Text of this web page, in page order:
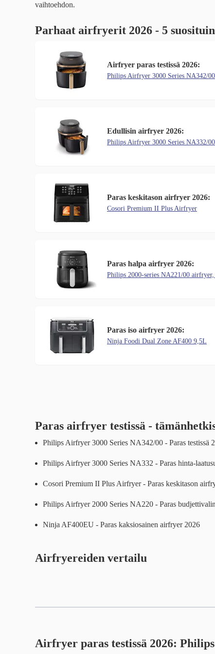
vaihtoehdon.
Parhaat airfryerit 2026 - 5
Airfryer paras testissä 2026:
Philips Airfryer 3000 Series NA342/
Edullisin airfryer 2026:
Philips Airfryer 3000 Series NA332/
Paras keskitason airfryer 2026:
Cosori Premium II Plus Airfryer
Paras halpa airfryer 2026:
Philips 2000-series NA221/00
Paras iso airfryer 2026:
Ninja Foodi Dual Zone AF400 9,5L
Paras airfryer testissä -
Philips Airfryer 3000 Series NA342/00 - Paras testissä
Philips Airfryer 3000 Series NA332 - Paras hinta-
Cosori Premium II Plus Airfryer - Paras keskitason
Philips Airfryer 2000 Series NA220 - Paras
Ninja AF400EU - Paras kaksiosainen airfryer 2026
Airfryereiden vertailu
Airfryer paras testissä 2026: